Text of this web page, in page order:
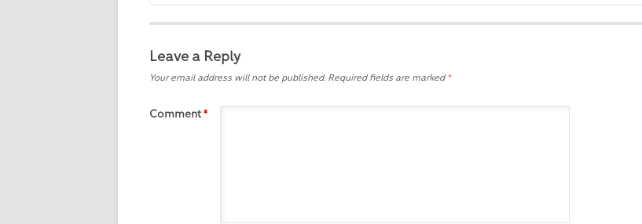
Leave a Reply
Your email address will not be published. Required fields are marked *
Comment*